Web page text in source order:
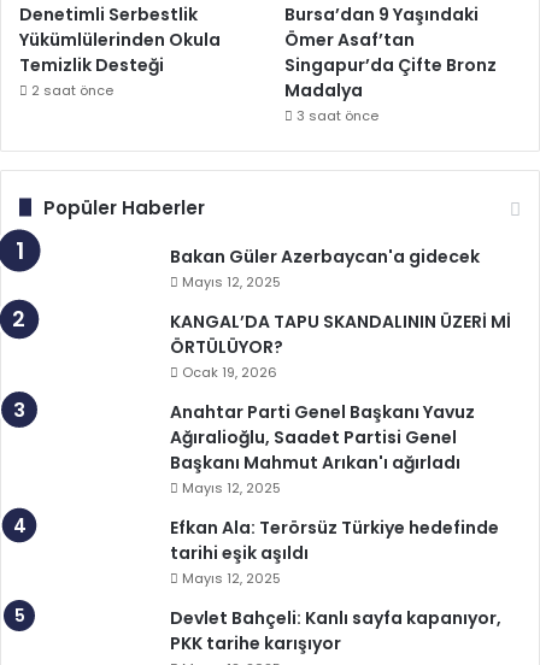
Denetimli Serbestlik
Yükümlülerinden Okula
Temizlik Desteği
2 saat önce
Bursa’dan 9 Yaşındaki
Ömer Asaf’tan
Singapur’da Çifte Bronz
Madalya
3 saat önce
Popüler Haberler
Bakan Güler Azerbaycan'a gidecek
Mayıs 12, 2025
KANGAL’DA TAPU SKANDALININ ÜZERİ Mİ
ÖRTÜLÜYOR?
Ocak 19, 2026
Anahtar Parti Genel Başkanı Yavuz
Ağıralioğlu, Saadet Partisi Genel
Başkanı Mahmut Arıkan'ı ağırladı
Mayıs 12, 2025
Efkan Ala: Terörsüz Türkiye hedefinde
tarihi eşik aşıldı
Mayıs 12, 2025
Devlet Bahçeli: Kanlı sayfa kapanıyor,
PKK tarihe karışıyor